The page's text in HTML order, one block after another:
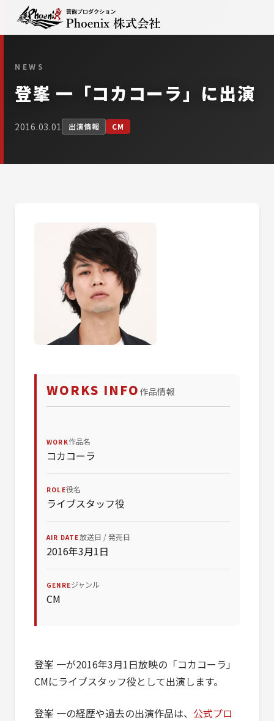
NEWS
登峯 一「コカコーラ」に出演
2016.03.01 出演情報 CM
WORKS INFO 作品情報
WORK作品名
コカコーラ
ROLE役名
ライブスタッフ役
AIR DATE放送日 / 発売日
2016年3月1日
GENREジャンル
CM
登峯 一が2016年3月1日放映の「コカコーラ」
CMにライブスタッフ役として出演します。
登峯 一の経歴や過去の出演作品は、 公式プロ